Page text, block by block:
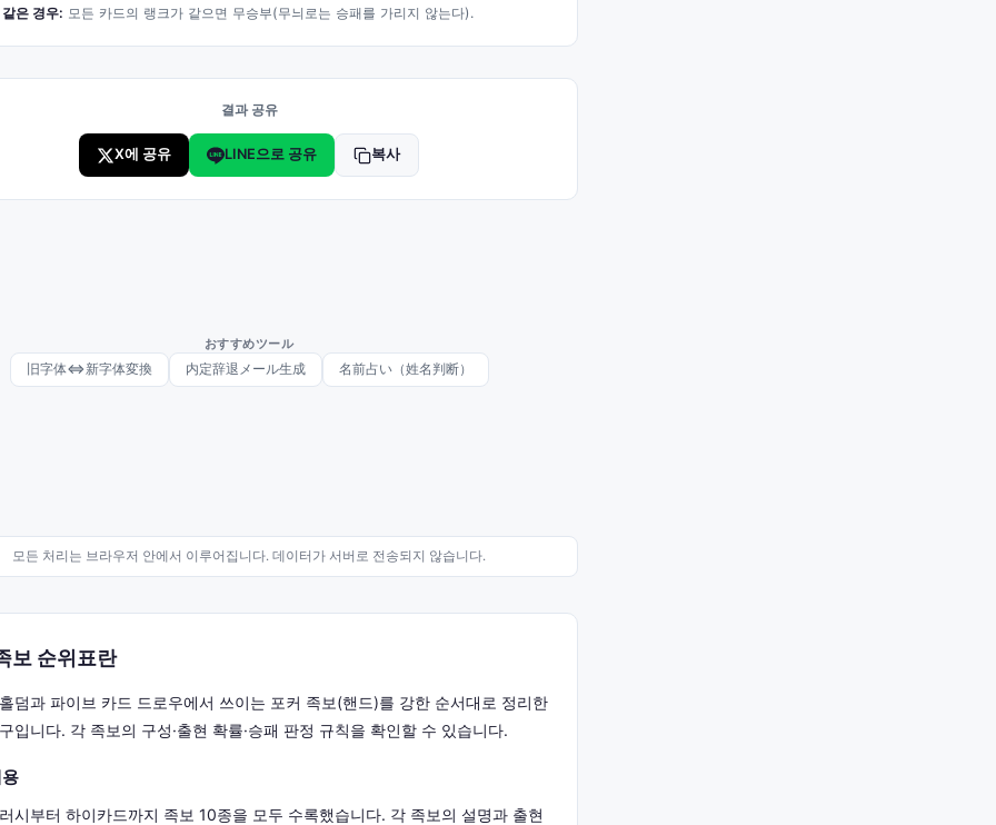
은 경우: 모든 카드의 랭크가 같으면 무승부(무늬로는 승패를 가리지 않는다).
결과 공유
X에 공유 LINE으로 공유 복사
おすすめツール
旧字体⇔新字体変換 内定辞退メール生成 名前占い（姓名判断）
모든 처리는 브라우저 안에서 이루어집니다. 데이터가 서버로 전송되지 않습니다.
보 순위표란
덤과 파이브 카드 드로우에서 쓰이는 포커 족보(핸드)를 강한 순서대로 정리한
입니다. 각 족보의 구성·출현 확률·승패 판정 규칙을 확인할 수 있습니다.
시부터 하이카드까지 족보 10종을 모두 수록했습니다. 각 족보의 설명과 출현